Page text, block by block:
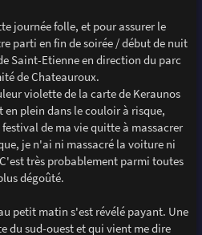
journée folle, et pour assurer le
parti en fin de soirée / début de nuit
Saint-Etienne en direction du parc
de Chateauroux.
violette de la carte de Keraunos
plein dans le couloir à risque,
de ma vie quitte à massacrer
je n'ai ni massacré la voiture ni
très probablement parmi toutes
dégoûté.
petit matin s'est révélé payant. Une
du sud-ouest et qui vient me dire